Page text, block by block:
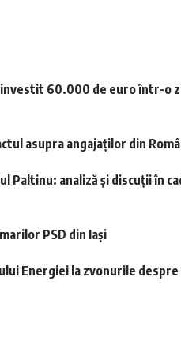
60.000 de euro într-o
asupra angajaților din
Paltinu: analiză și discuții în
PSD din Iași
Energiei la zvonurile despre